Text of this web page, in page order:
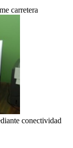
carretera
conectividad